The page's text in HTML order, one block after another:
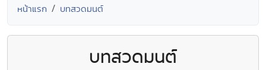
หน้าแรก บทสวดมนต์
บทสวดมนต์